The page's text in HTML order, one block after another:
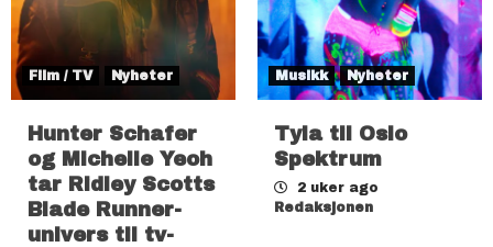
Film / TV Nyheter
Hunter Schafer
og Michelle Yeoh
tar Ridley Scotts
Blade Runner-
univers til tv-
Musikk Nyheter
Tyla til Oslo
Spektrum
2 uker ago
Redaksjonen